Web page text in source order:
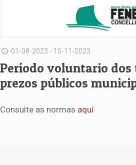
01-08-2023 - 15-11-2023
Período voluntario dos
prezos públicos
Consulte as normas aquí